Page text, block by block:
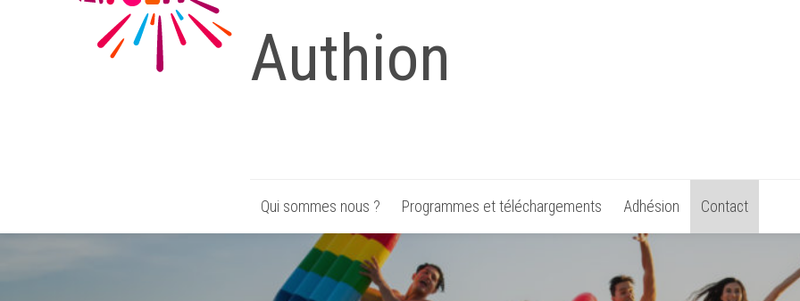
Authion
Qui sommes nous ? Programmes et téléchargements Adhésion Contact